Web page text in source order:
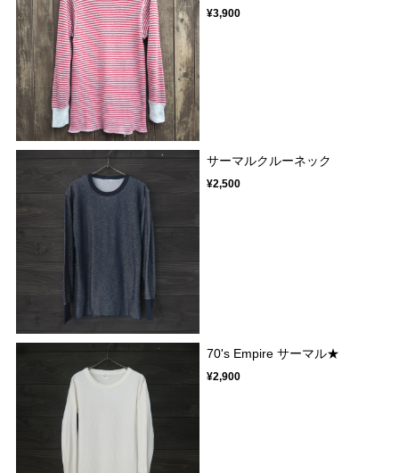
¥3,900
サーマルクルーネック
¥2,500
70's Empire サーマル★
¥2,900